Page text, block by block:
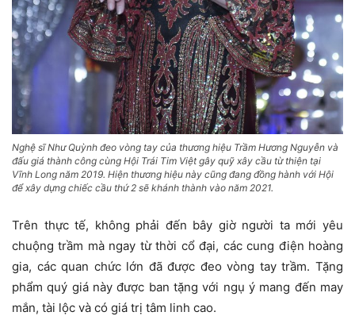
Nghệ sĩ Như Quỳnh đeo vòng tay của thương hiệu Trầm Hương Nguyễn và
đấu giá thành công cùng Hội Trái Tim Việt gây quỹ xây cầu từ thiện tại
Vĩnh Long năm 2019. Hiện thương hiệu này cũng đang đồng hành với Hội
để xây dựng chiếc cầu thứ 2 sẽ khánh thành vào năm 2021.
Trên thực tế, không phải đến bây giờ người ta mới yêu
chuộng trầm mà ngay từ thời cổ đại, các cung điện hoàng
gia, các quan chức lớn đã được đeo vòng tay trầm. Tặng
phẩm quý giá này được ban tặng với ngụ ý mang đến may
mắn, tài lộc và có giá trị tâm linh cao.